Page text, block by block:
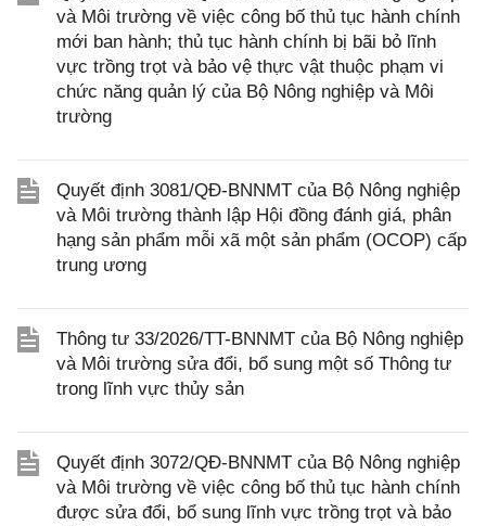
và Môi trường về việc công bố thủ tục hành chính
mới ban hành; thủ tục hành chính bị bãi bỏ lĩnh
vực trồng trọt và bảo vệ thực vật thuộc phạm vi
chức năng quản lý của Bộ Nông nghiệp và Môi
trường
Quyết định 3081/QĐ-BNNMT của Bộ Nông nghiệp
và Môi trường thành lập Hội đồng đánh giá, phân
hạng sản phẩm mỗi xã một sản phẩm (OCOP) cấp
trung ương
Thông tư 33/2026/TT-BNNMT của Bộ Nông nghiệp
và Môi trường sửa đổi, bổ sung một số Thông tư
trong lĩnh vực thủy sản
Quyết định 3072/QĐ-BNNMT của Bộ Nông nghiệp
và Môi trường về việc công bố thủ tục hành chính
được sửa đổi, bổ sung lĩnh vực trồng trọt và bảo